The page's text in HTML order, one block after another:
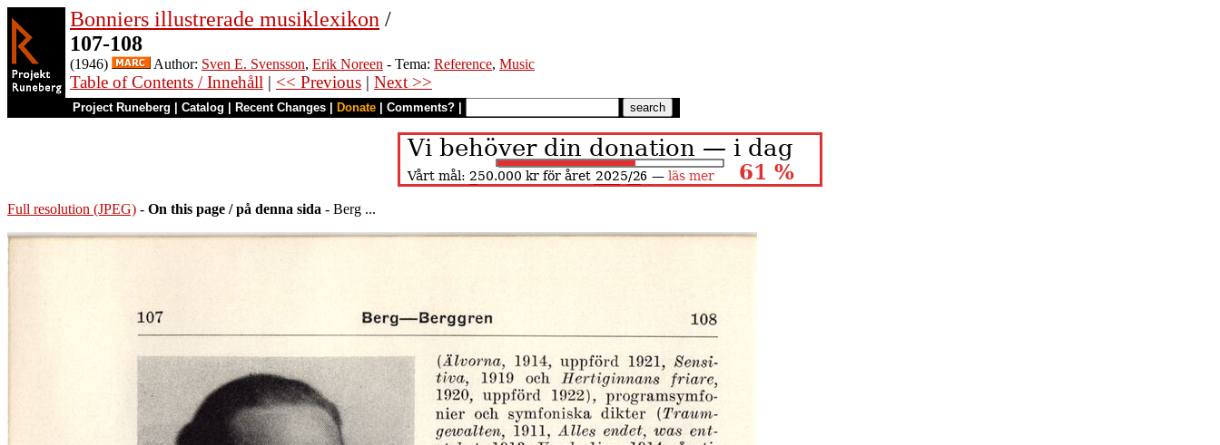
Bonniers illustrerade musiklexikon /
107-108
(1946) Author: Sven E. Svensson, Erik Noreen - Tema: Reference, Music
Table of Contents / Innehåll | << Previous | Next >>
Project Runeberg Catalog Recent Changes Donate Comments?
Full resolution (JPEG) - On this page / på denna sida - Berg ...